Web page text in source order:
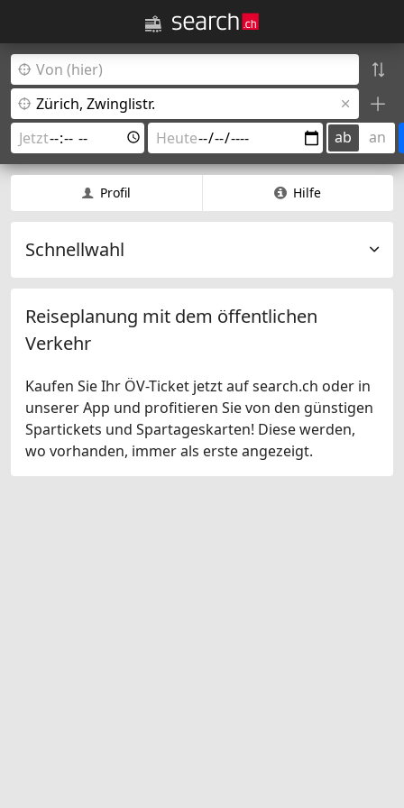
ab an
Profil Hilfe
Schnellwahl
Reiseplanung mit dem öffentlichen
Verkehr
Kaufen Sie Ihr ÖV-Ticket jetzt auf search.ch oder in
unserer App und profitieren Sie von den günstigen
Spartickets und Spartageskarten! Diese werden,
wo vorhanden, immer als erste angezeigt.